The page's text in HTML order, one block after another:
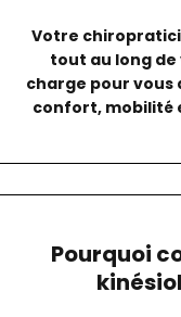
Votre
tout au long
charge pour
confort, mobilité
Pourquoi